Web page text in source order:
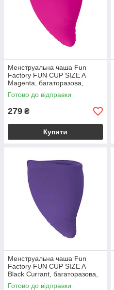
Менструальна чаша Fun
Factory FUN CUP SIZE A
Magenta, багаторазова,
діаметр 4 см, об’єм 20 мл
Готово до відправки
279 ₴
Купити
Менструальна чаша Fun
Factory FUN CUP SIZE A
Black Currant, багаторазова,
діаметр 4 см, об’єм 20 мл
Готово до відправки